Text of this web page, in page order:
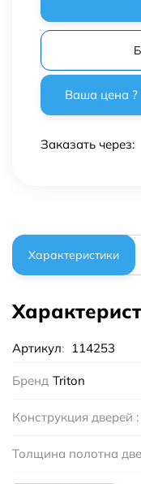
Заказать через:
Характеристики
Артикул: 114253
Бренд Triton
Конструкция дверей :
Толщина полотна